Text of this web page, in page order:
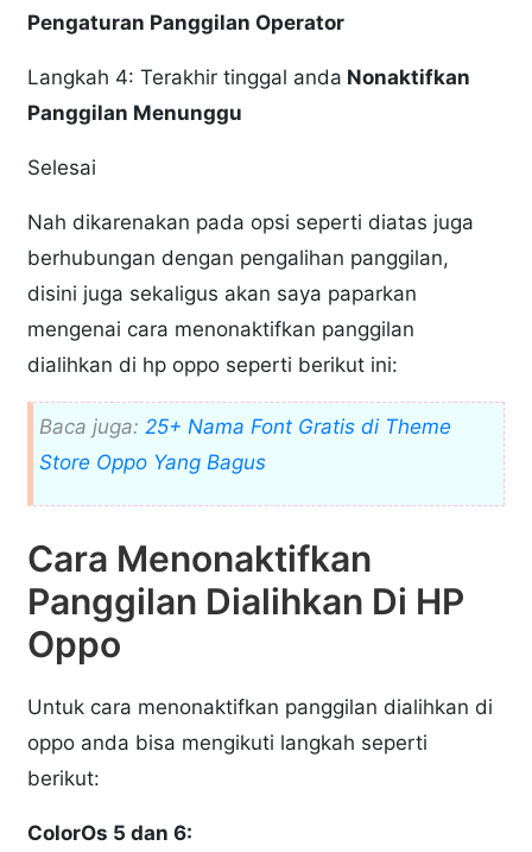
Pengaturan Panggilan Operator
Langkah 4: Terakhir tinggal anda Nonaktifkan
Panggilan Menunggu
Selesai
Nah dikarenakan pada opsi seperti diatas juga
berhubungan dengan pengalihan panggilan,
disini juga sekaligus akan saya paparkan
mengenai cara menonaktifkan panggilan
dialihkan di hp oppo seperti berikut ini:
Baca juga: 25+ Nama Font Gratis di Theme
Store Oppo Yang Bagus
Cara Menonaktifkan
Panggilan Dialihkan Di HP
Oppo
Untuk cara menonaktifkan panggilan dialihkan di
oppo anda bisa mengikuti langkah seperti
berikut:
ColorOs 5 dan 6: